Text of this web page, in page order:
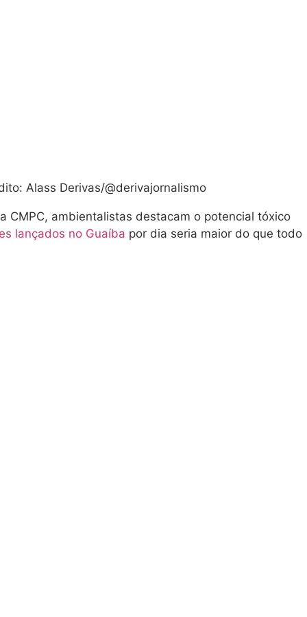
Alass Derivas/@derivajornalismo
CMPC, ambientalistas destacam o potencial tóxico
lançados no Guaíba por dia seria maior do que todo